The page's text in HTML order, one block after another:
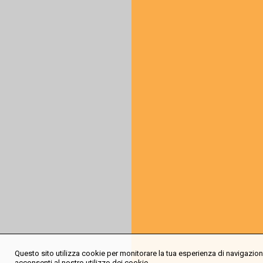
Questo sito utilizza cookie per monitorare la tua esperienza di